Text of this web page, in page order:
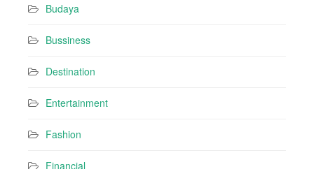
Budaya
Bussiness
Destination
Entertainment
Fashion
Financial